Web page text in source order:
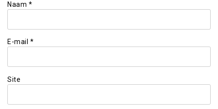
Naam *
E-mail *
Site